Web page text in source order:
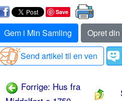
Save
Gem i Min Samling
Opret
Send artikel til en ven
Forrige: Hus fra